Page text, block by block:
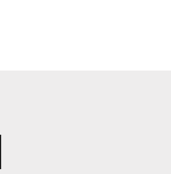
je trenutno